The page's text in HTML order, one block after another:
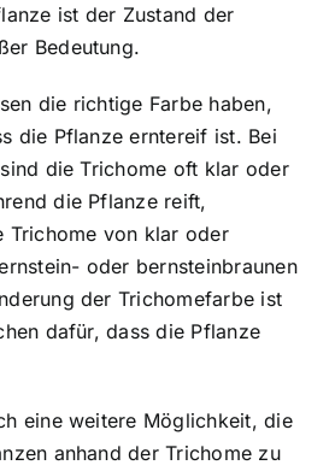
ist der Zustand der
Bedeutung.
die richtige Farbe haben,
die Pflanze erntereif ist. Bei
die Trichome oft klar oder
die Pflanze reift,
Trichome von klar oder
oder bernsteinbraunen
der Trichomefarbe ist
dafür, dass die Pflanze
eine weitere Möglichkeit, die
anhand der Trichome zu